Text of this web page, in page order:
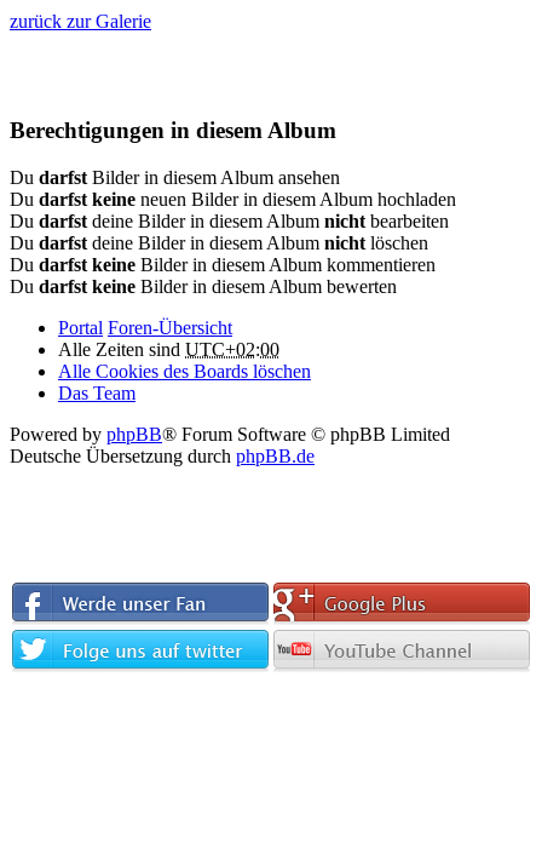
zurück zur Galerie
Berechtigungen in diesem Album
Du darfst Bilder in diesem Album ansehen
Du darfst keine neuen Bilder in diesem Album hochladen
Du darfst deine Bilder in diesem Album nicht bearbeiten
Du darfst deine Bilder in diesem Album nicht löschen
Du darfst keine Bilder in diesem Album kommentieren
Du darfst keine Bilder in diesem Album bewerten
Portal Foren-Übersicht
Alle Zeiten sind UTC+02:00
Alle Cookies des Boards löschen
Das Team
Powered by phpBB® Forum Software © phpBB Limited
Deutsche Übersetzung durch phpBB.de